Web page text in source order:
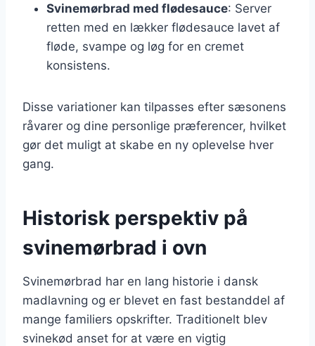
Svinemørbrad med flødesauce: Server
retten med en lækker flødesauce lavet af
fløde, svampe og løg for en cremet
konsistens.
Disse variationer kan tilpasses efter sæsonens
råvarer og dine personlige præferencer, hvilket
gør det muligt at skabe en ny oplevelse hver
gang.
Historisk perspektiv på
svinemørbrad i ovn
Svinemørbrad har en lang historie i dansk
madlavning og er blevet en fast bestanddel af
mange familiers opskrifter. Traditionelt blev
svinekød anset for at være en vigtig